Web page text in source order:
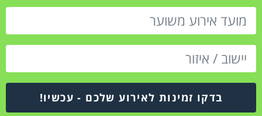
בדקו זמינות לאירוע שלכם - עכשיו!